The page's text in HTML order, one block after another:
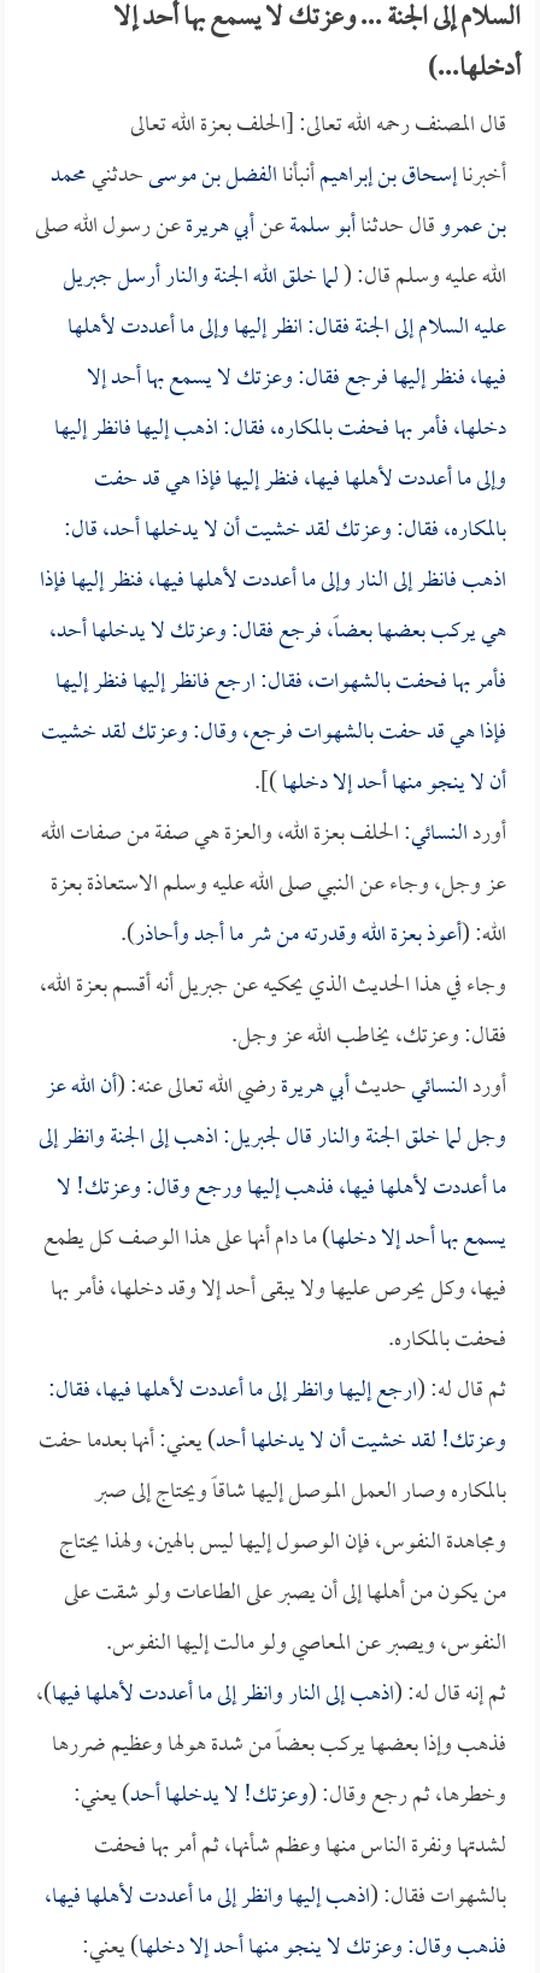
السلام إلى الجنة ... وعزتك لا يسمع بها أحد إلا
أدخلها...)
قال المصنف رحمه الله تعالى: [الحلف بعزة الله تعالى
أخبرناإسحاق بن إبراهيمأنبأناالفضل بن موسىحدثنيمحمد
بن عمروقال حدثناأبو سلمةعنأبي هريرةعن رسول الله صلى
الله عليه وسلم قال: (لما خلق الله الجنة والنار أرسل جبريل
عليه السلام إلى الجنة فقال: انظر إليها وإلى ما أعددت لأهلها
فيها، فنظر إليها فرجع فقال: وعزتك لا يسمع بها أحد إلا
دخلها، فأمر بها فحفت بالمكاره، فقال: اذهب إليها فانظر إليها
وإلى ما أعددت لأهلها فيها، فنظر إليها فإذا هي قد حفت
بالمكاره، فقال: وعزتك لقد خشيت أن لا يدخلها أحد، قال:
اذهب فانظر إلى النار وإلى ما أعددت لأهلها فيها، فنظر إليها فإذا
هي يركب بعضها بعضاً، فرجع فقال: وعزتك لا يدخلها أحد،
فأمر بها فحفت بالشهوات، فقال: ارجع فانظر إليها فنظر إليها
فإذا هي قد حفت بالشهوات فرجع، وقال: وعزتك لقد خشيت
أن لا ينجو منها أحد إلا دخلها)].
أوردالنسائي: الحلف بعزة الله، والعزة هي صفة من صفات الله
عز وجل، وجاء عن النبي صلى الله عليه وسلم الاستعاذة بعزة
الله: (أعوذ بعزة الله وقدرته من شر ما أجد وأحاذر).
وجاء في هذا الحديث الذي يحكيه عن جبريل أنه أقسم بعزة الله،
فقال: وعزتك، يخاطب الله عز وجل.
أوردالنسائيحديثأبي هريرةرضي الله تعالى عنه: (أن الله عز
وجل لما خلق الجنة والنار قال لجبريل: اذهب إلى الجنة وانظر إلى
ما أعددت لأهلها فيها، فذهب إليها ورجع وقال: وعزتك! لا
يسمع بها أحد إلا دخلها) ما دام أنها على هذا الوصف كل يطمع
فيها، وكل يحرص عليها ولا يبقى أحد إلا وقد دخلها، فأمر بها
فحفت بالمكاره.
ثم قال له: (ارجع إليها وانظر إلى ما أعددت لأهلها فيها، فقال:
وعزتك! لقد خشيت أن لا يدخلها أحد) يعني: أنها بعدما حفت
بالمكاره وصار العمل الموصل إليها شاقاً ويحتاج إلى صبر
ومجاهدة النفوس، فإن الوصول إليها ليس بالهين، ولهذا يحتاج
من يكون من أهلها إلى أن يصبر على الطاعات ولو شقت على
النفوس، ويصبر عن المعاصي ولو مالت إليها النفوس.
ثم إنه قال له: (اذهب إلى النار وانظر إلى ما أعددت لأهلها فيها)،
فذهب وإذا بعضها يركب بعضاً من شدة هولها وعظيم ضررها
وخطرها، ثم رجع وقال: (وعزتك! لا يدخلها أحد) يعني:
لشدتها ونفرة الناس منها وعظم شأنها، ثم أمر بها فحفت
بالشهوات فقال: (اذهب إليها وانظر إلى ما أعددت لأهلها فيها،
فذهب وقال: وعزتك لا ينجو منها أحد إلا دخلها) يعني: